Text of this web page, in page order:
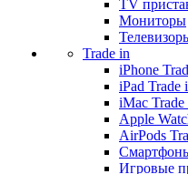
TV
Мониторы
Trade in
iPhone
iPad Trade
iMac Trade
Apple
AirPods
Игровые